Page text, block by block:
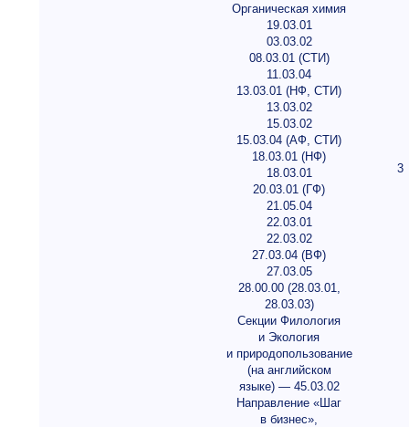
Органическая химия
19.03.01
03.03.02
08.03.01 (СТИ)
11.03.04
13.03.01 (НФ, СТИ)
13.03.02
15.03.02
15.03.04 (АФ, СТИ)
18.03.01 (НФ)
18.03.01
20.03.01 (ГФ)
21.05.04
22.03.01
22.03.02
27.03.04 (ВФ)
27.03.05
28.00.00 (28.03.01,
28.03.03)
Секции Филология
и Экология
и природопользование
(на английском
языке) — 45.03.02
Направление «Шаг
в бизнес»,
3